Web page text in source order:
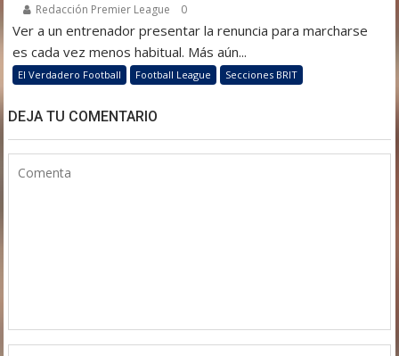
Redacción Premier League 0
Ver a un entrenador presentar la renuncia para marcharse
es cada vez menos habitual. Más aún...
El Verdadero Football Football League Secciones BRIT
DEJA TU COMENTARIO